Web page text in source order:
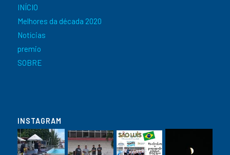
INÍCIO
Melhores da década 2020
Notícias
premio
SOBRE
INSTAGRAM